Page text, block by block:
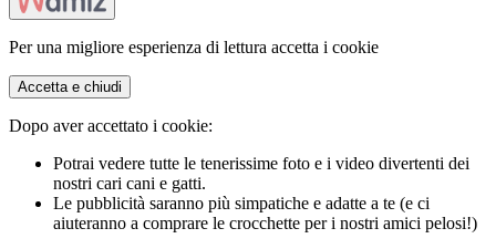
Per una migliore esperienza di lettura accetta i cookie
Accetta e chiudi
Dopo aver accettato i cookie:
Potrai vedere tutte le tenerissime foto e i video divertenti dei
nostri cari cani e gatti.
Le pubblicità saranno più simpatiche e adatte a te (e ci
aiuteranno a comprare le crocchette per i nostri amici pelosi!)